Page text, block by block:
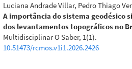
Luciana Andrade Villar, Pedro Thiago
A importância do sistema geodésico
dos levantamentos topográficos no
Multidisciplinar O Saber, 1(1).
10.51473/rcmos.v1i1.2026.2426